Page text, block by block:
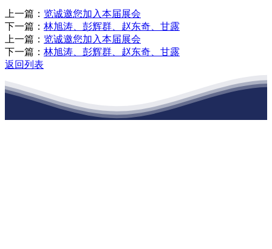
上一篇： 览诚邀您加入本届展会
下一篇： 林旭涛、彭辉群、赵东奇、甘露
上一篇： 览诚邀您加入本届展会
下一篇： 林旭涛、彭辉群、赵东奇、甘露
返回列表